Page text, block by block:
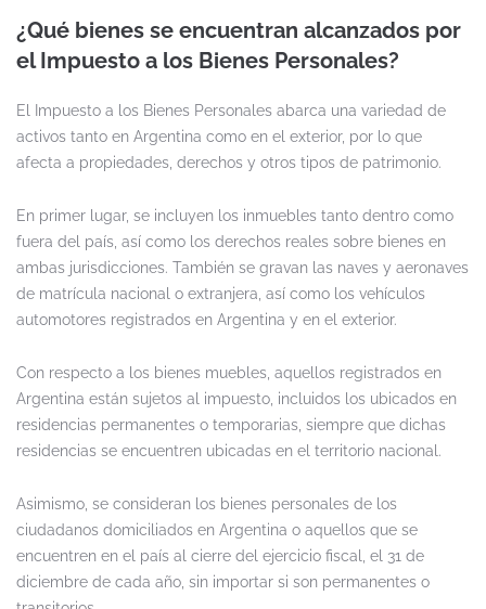
¿Qué bienes se encuentran alcanzados por
el Impuesto a los Bienes Personales?
El Impuesto a los Bienes Personales abarca una variedad de
activos tanto en Argentina como en el exterior, por lo que
afecta a propiedades, derechos y otros tipos de patrimonio.
En primer lugar, se incluyen los inmuebles tanto dentro como
fuera del país, así como los derechos reales sobre bienes en
ambas jurisdicciones. También se gravan las naves y aeronaves
de matrícula nacional o extranjera, así como los vehículos
automotores registrados en Argentina y en el exterior.
Con respecto a los bienes muebles, aquellos registrados en
Argentina están sujetos al impuesto, incluidos los ubicados en
residencias permanentes o temporarias, siempre que dichas
residencias se encuentren ubicadas en el territorio nacional.
Asimismo, se consideran los bienes personales de los
ciudadanos domiciliados en Argentina o aquellos que se
encuentren en el país al cierre del ejercicio fiscal, el 31 de
diciembre de cada año, sin importar si son permanentes o